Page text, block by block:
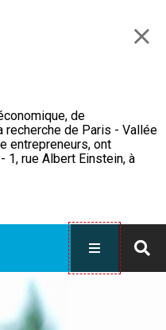
de
recherche de Paris - Vallée
entrepreneurs, ont
1, rue Albert Einstein, à